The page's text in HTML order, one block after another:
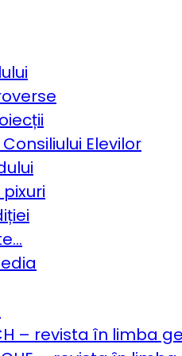
Elevilor
pixuri
– revista în limba